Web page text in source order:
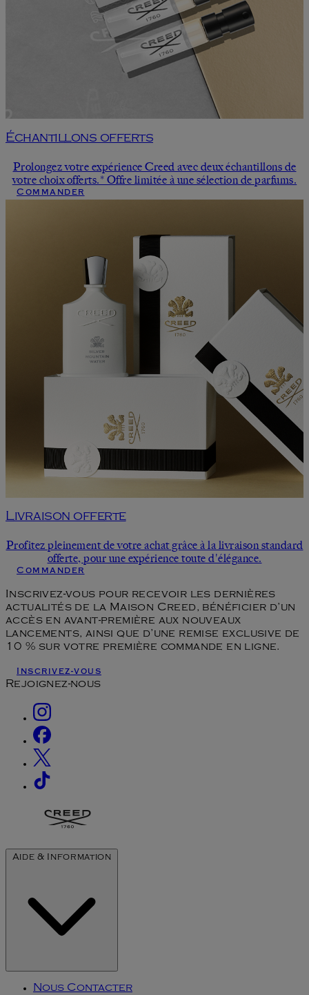
Échantillons offerts
Prolongez votre expérience Creed avec deux échantillons de
votre choix offerts.* Offre limitée à une sélection de parfums.
Commander
Livraison offerte
Profitez pleinement de votre achat grâce à la livraison standard
offerte, pour une expérience toute d'élégance.
Commander
Inscrivez-vous pour recevoir les dernières
actualités de la Maison Creed, bénéficier d’un
accès en avant-première aux nouveaux
lancements, ainsi que d’une remise exclusive de
10 % sur votre première commande en ligne.
Inscrivez-vous
Rejoignez-nous
Aide & Information
Nous Contacter